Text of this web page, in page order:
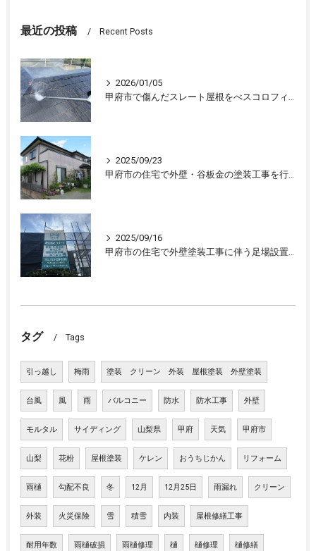
最近の投稿 Recent Posts
2026/01/05
甲府市で傷んだスレート屋根をべスコロフィラーを下塗りし屋根塗装しました
2025/09/23
甲府市の住宅で外壁・谷板金の塗装工事を行ない、住宅が生まれ変わりました
2025/09/16
甲府市の住宅で外壁塗装工事に伴う足場設置、外壁の下処理を行いました。
タグ Tags
引っ越し 梅雨 塗装 クリーン 外装 屋根塗装 外壁塗装
台風 風 雨 バルコニー 防水 防水工事 外壁
モルタル サイディング 山梨県 甲府 天気 甲府市
山梨 花粉 屋根塗装 ケレン おうちじかん リフォーム
雨樋 勾配不良 冬 12月 12月25日 雨漏れ クリーン
外装 火災保険 雪 積雪 内装 屋根修繕工事
耐用年数 雨樋破損 雨樋修理 樋 樋修理 樋修繕